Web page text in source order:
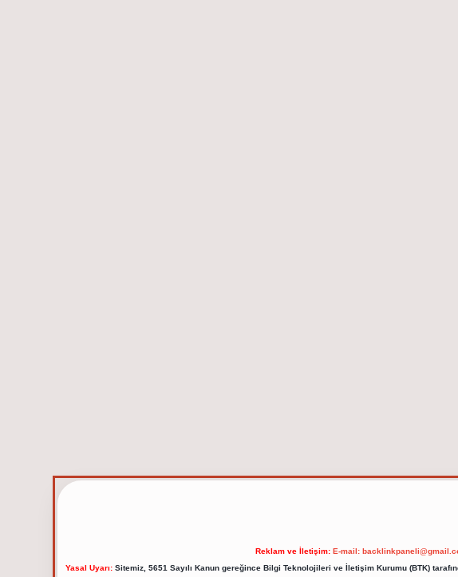
Reklam ve İletişim: E-mail:
Yasal Uyarı:Sitemiz, 5651 Sayılı Kanun gereğince Bilgi Teknolojileri ve İletişim Kurumu (BTK)